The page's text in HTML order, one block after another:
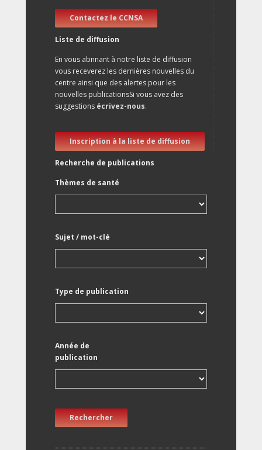
Contactez le CCNSA
Liste de diffusion
En vous abnnant à notre liste de diffusion
vous receverez les dernières nouvelles du
centre ainsi que des alertes pour les
nouvelles publicationsSi vous avez des
suggestions écrivez-nous.
Inscription à la liste de diffusion
Recherche de publications
Thèmes de santé
Sujet / mot-clé
Type de publication
Année de
publication
Rechercher